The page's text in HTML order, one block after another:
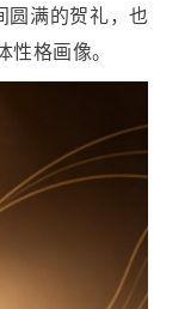
圆满的贺礼，也
格画像。